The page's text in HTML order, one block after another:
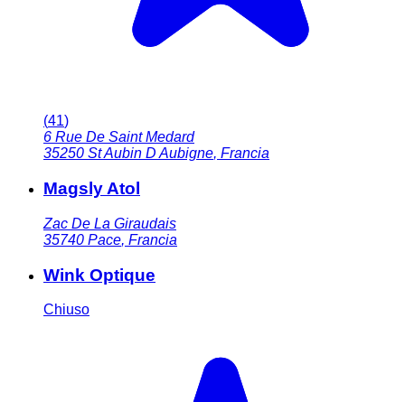
(41)
6 Rue De Saint Medard
35250 St Aubin D Aubigne, Francia
Magsly Atol
Zac De La Giraudais
35740 Pace, Francia
Wink Optique
Chiuso